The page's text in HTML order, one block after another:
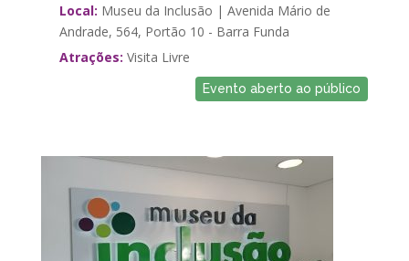
Local: Museu da Inclusão | Avenida Mário de
Andrade, 564, Portão 10 - Barra Funda
Atrações: Visita Livre
Evento aberto ao público